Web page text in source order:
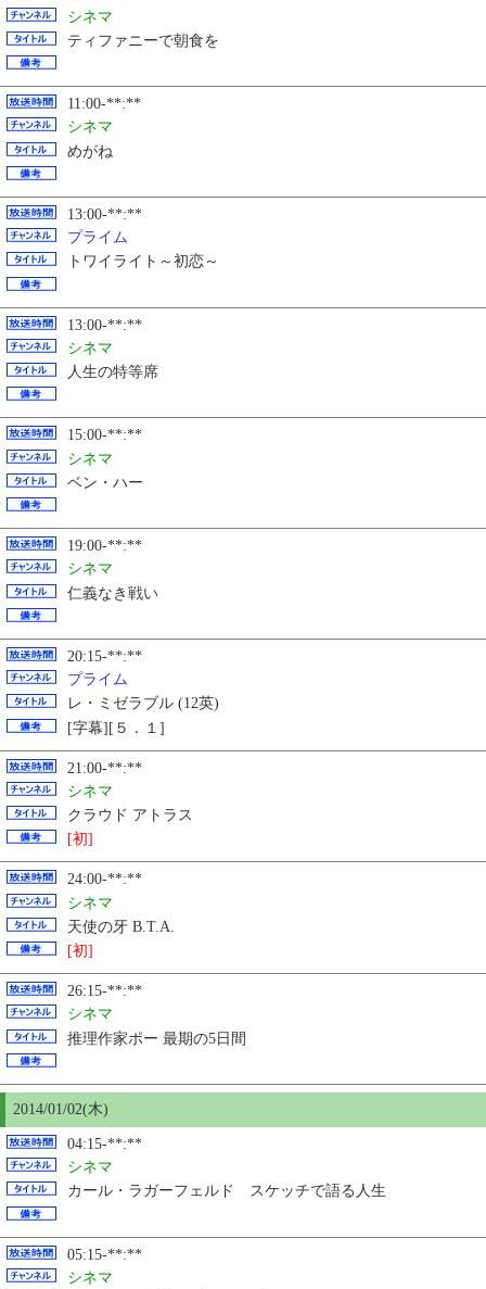
シネマ
ティファニーで朝食を
11:00-**:**
シネマ
めがね
13:00-**:**
プライム
トワイライト～初恋～
13:00-**:**
シネマ
人生の特等席
15:00-**:**
シネマ
ベン・ハー
19:00-**:**
シネマ
仁義なき戦い
20:15-**:**
プライム
レ・ミゼラブル (12英)
[字幕][５．１]
21:00-**:**
シネマ
クラウド アトラス
[初]
24:00-**:**
シネマ
天使の牙 B.T.A.
[初]
26:15-**:**
シネマ
推理作家ポー 最期の5日間
2014/01/02(木)
04:15-**:**
シネマ
カール・ラガーフェルド スケッチで語る人生
05:15-**:**
シネマ